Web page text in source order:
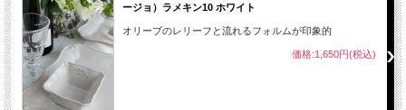
ージョ）ラメキン10 ホワイト
オリーブのレリーフと流れるフォルムが印象的
価格:1,650円(税込)